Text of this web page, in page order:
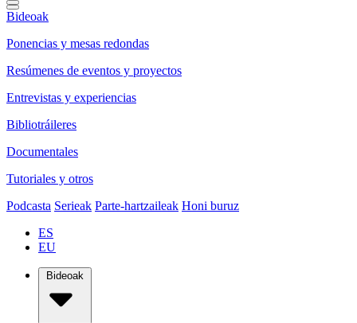
Bideoak
Ponencias y mesas redondas
Resúmenes de eventos y proyectos
Entrevistas y experiencias
Bibliotráileres
Documentales
Tutoriales y otros
Podcasta Serieak Parte-hartzaileak Honi buruz
ES
EU
Bideoak